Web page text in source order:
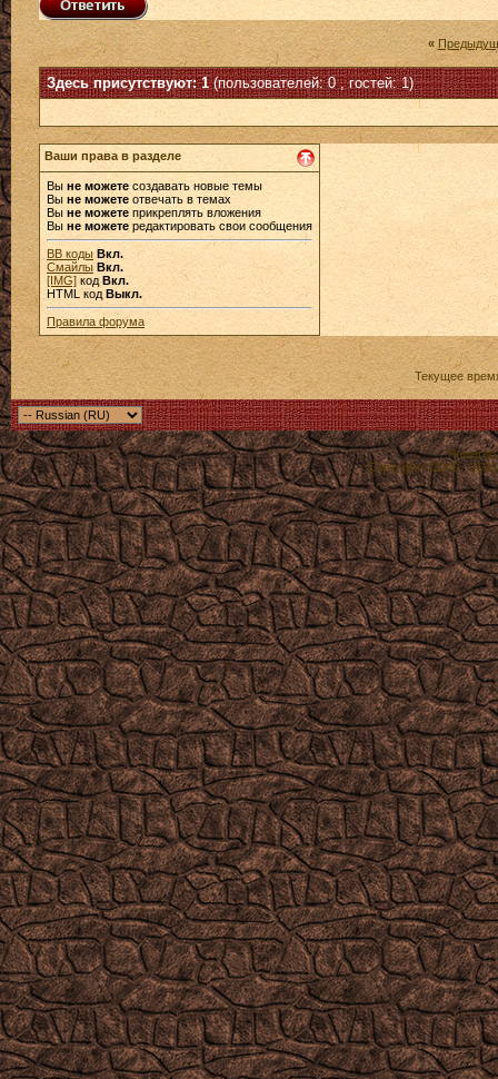
«
Здесь присутствуют: 1(пользователей: 0 , гостей: 1)
Ваши права в разделе
Вы не можете создавать новые темы
Выне можете отвечать в темах
Выне можете прикреплять вложения
Вы не можетередактировать свои сообщения
BB коды Вкл.
Смайлы Вкл.
[IMG] код Вкл.
HTML код Выкл.
Правила форума
Текущее
Powered
Copyright ©2000 -